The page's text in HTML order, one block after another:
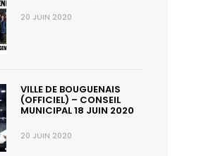
20 JUIN 2020
VILLE DE BOUGUENAIS
(OFFICIEL) – CONSEIL
MUNICIPAL 18 JUIN 2020
20 JUIN 2020